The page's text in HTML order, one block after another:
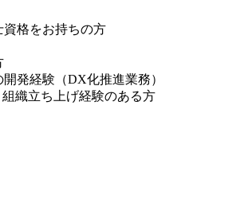
格をお持ちの方
発経験（DX化推進業務）
織立ち上げ経験のある方